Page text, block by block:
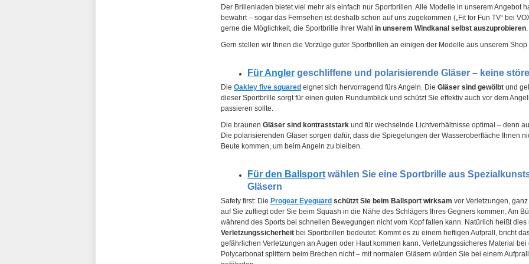
Der Brillenladen bietet viel mehr als einfach nur Sportbrillen. Alle Modelle in unserem Angebot
bewährt – sogar das Fernsehen ist deshalb schon auf uns zugekommen („Fit for Fun TV“ bei
gerne die Möglichkeit, die Sportbrille Ihrer Wahl in unserem Windkanal selbst auszuprobieren.
Gern stellen wir Ihnen die Vorzüge guter Sportbrillen an einigen der Modelle aus unserem Shop
Für Angler geschliffene und polarisierende Gläser – keine
Die Oakley five squared eignet sich hervorragend fürs Angeln. Die Gläser sind gewölbt und
dieser Sportbrille sorgt für einen guten Rundumblick und schützt Sie effektiv auch vor dem
passieren sollte.
Die braunen Gläser sind kontraststark und für wechselnde Lichtverhältnisse optimal – denn
Die polarisierenden Gläser sorgen dafür, dass die Spiegelungen der Wasseroberfläche Ihnen
Beute kommen, um beim Angeln zu bleiben.
Für den Ballsport wählen Sie eine Sportbrille aus
Gläsern
Safety first: Die Progear Eyeguard schützt Sie beim Ballsport wirksam vor Verletzungen,
auf Sie zufliegt oder Sie beim Squash in die Nähe des Schlägers Ihres Gegners kommen. Am
während des Sports bei schnellen Bewegungen nicht vom Kopf fallen kann. Natürlich heißt dies
Verletzungssicherheit bei Sportbrillen bedeutet: Kommt es zu einem heftigen Aufprall, bricht
gefährlichen Verletzungen an Augen oder Haut kommen kann. Verletzungssicheres Material
Polycarbonat splittern beim Brechen nicht – mit normalen Gläsern würden Sie bei einem